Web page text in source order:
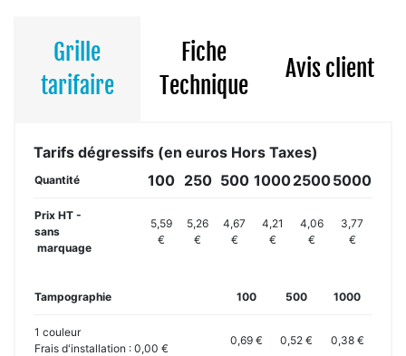
Grille
tarifaire
Fiche
Technique
Avis client
Tarifs dégressifs (en euros Hors Taxes)
Quantité 100 250 500 100025005000
Prix HT -
sans
marquage
5,59
€
5,26
€
4,67
€
4,21
€
4,06
€
3,77
€
Tampographie 100 500 1000
1 couleur
Frais d'installation : 0,00 €
0,69 € 0,52 € 0,38 €